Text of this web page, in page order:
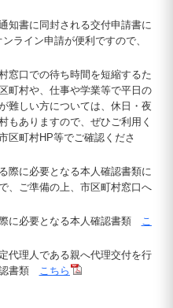
知書に同封される交付申請書に
ライン申請が便利ですので、
窓口での待ち時間を短縮するた
町村や、仕事や学業等で平日の
難しい方については、休日・夜
もありますので、ぜひご利用く
区町村HP等でご確認くださ
際に必要となる本人確認書類に
、ご準備の上、市区町村窓口へ
に必要となる本人確認書類 こ
代理人である親へ代理交付を行
書類 こちら